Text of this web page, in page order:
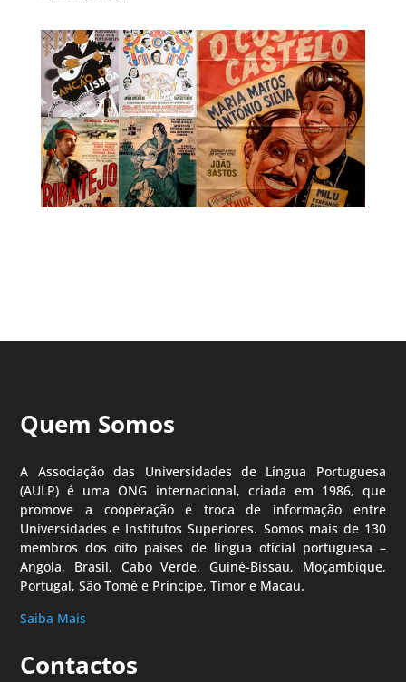
Quem Somos
A Associação das Universidades de Língua Portuguesa
(AULP) é uma ONG internacional, criada em 1986, que
promove a cooperação e troca de informação entre
Universidades e Institutos Superiores. Somos mais de 130
membros dos oito países de língua oficial portuguesa –
Angola, Brasil, Cabo Verde, Guiné-Bissau, Moçambique,
Portugal, São Tomé e Príncipe, Timor e Macau.
Saiba Mais
Contactos